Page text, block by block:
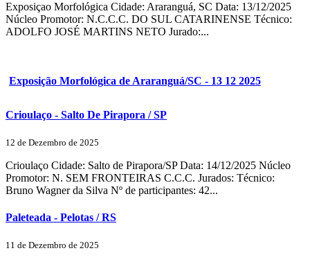
Exposiçao Morfológica Cidade: Araranguá, SC Data: 13/12/2025
Núcleo Promotor: N.C.C.C. DO SUL CATARINENSE Técnico:
ADOLFO JOSÉ MARTINS NETO Jurado:...
Exposição Morfológica de Araranguá/SC - 13 12 2025
Crioulaço - Salto De Pirapora / SP
12 de Dezembro de 2025
Crioulaço Cidade: Salto de Pirapora/SP Data: 14/12/2025 Núcleo
Promotor: N. SEM FRONTEIRAS C.C.C. Jurados: Técnico:
Bruno Wagner da Silva Nº de participantes: 42...
Paleteada - Pelotas / RS
11 de Dezembro de 2025